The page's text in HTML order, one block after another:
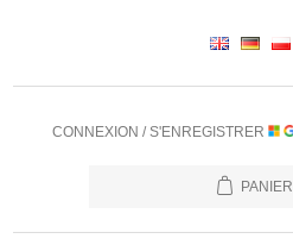
CONNEXION / S'ENREGISTRER
PANIER